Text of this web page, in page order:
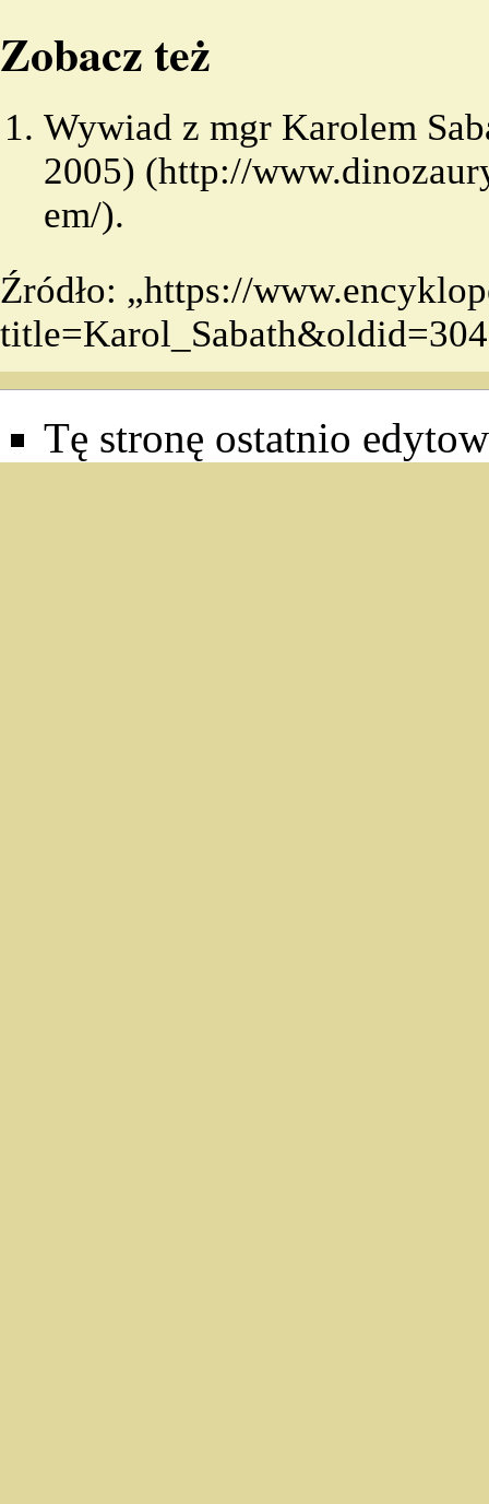
Zobacz też
Wywiad z mgr Karolem
2005)
.
Źródło: „https://
Tę stronę ostatnio